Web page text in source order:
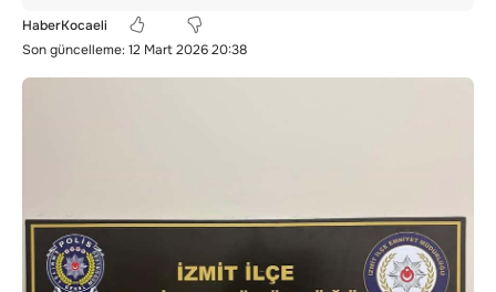
Son güncelleme: 12 Mart 2026 20:38
HaberKocaeli